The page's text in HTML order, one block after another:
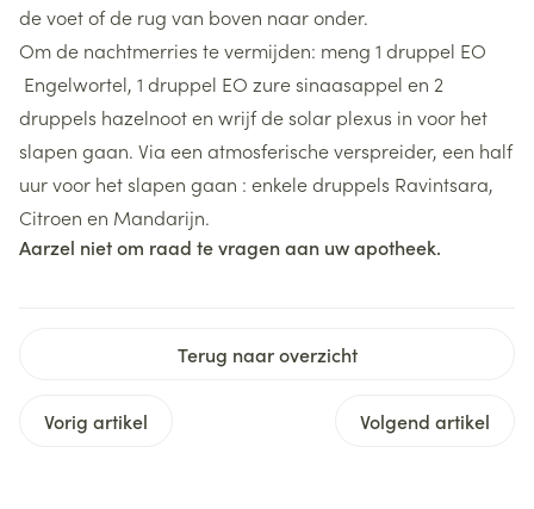
de voet of de rug van boven naar onder.
Om de nachtmerries te vermijden: meng 1 druppel EO
Engelwortel, 1 druppel EO zure sinaasappel en 2
druppels hazelnoot en wrijf de solar plexus in voor het
slapen gaan. Via een atmosferische verspreider, een half
uur voor het slapen gaan : enkele druppels Ravintsara,
Citroen en Mandarijn.
Aarzel niet om raad te vragen aan uw apotheek.
Terug naar overzicht
Vorig artikel Volgend artikel